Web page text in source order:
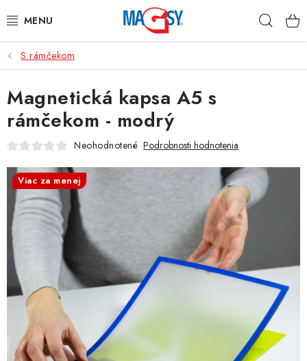
na
HLAVNÉ KATEGÓRIE
MAGNETICKÉ POMÔCKY
PRIEMYSELNÉ MAGNETY
OSTATNÉ MAGNETY
NEREZOVÉ MATERIÁLY
O nás Obchodné podmienky
Ochrana osobných údajov
Kontakt
Odstúpenie od zmluvy
S rámčekom
Magnetická kapsa A5 s
rámčekom - modrý
Neohodnotené Podrobnosti hodnotenia
Viac za menej